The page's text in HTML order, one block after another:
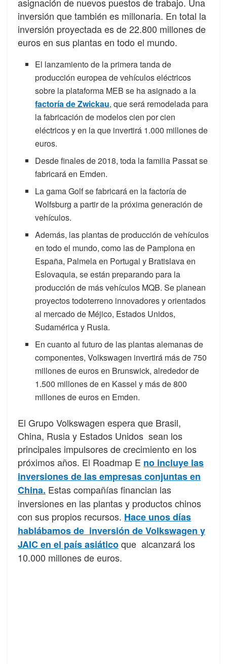
asignación de nuevos puestos de trabajo. Una
inversión que también es millonaria. En total la
inversión proyectada es de 22.800 millones de
euros en sus plantas en todo el mundo.
El lanzamiento de la primera tanda de
producción europea de vehículos eléctricos
sobre la plataforma MEB se ha asignado a la
factoría de Zwickau, que será remodelada para
la fabricación de modelos cien por cien
eléctricos y en la que invertirá 1.000 millones de
euros.
Desde finales de 2018, toda la familia Passat se
fabricará en Emden.
La gama Golf se fabricará en la factoría de
Wolfsburg a partir de la próxima generación de
vehículos.
Además, las plantas de producción de vehículos
en todo el mundo, como las de Pamplona en
España, Palmela en Portugal y Bratislava en
Eslovaquia, se están preparando para la
producción de más vehículos MQB. Se planean
proyectos todoterreno innovadores y orientados
al mercado de Méjico, Estados Unidos,
Sudamérica y Rusia.
En cuanto al futuro de las plantas alemanas de
componentes, Volkswagen invertirá más de 750
millones de euros en Brunswick, alrededor de
1.500 millones de en Kassel y más de 800
millones de euros en Emden.
El Grupo Volkswagen espera que Brasil,
China, Rusia y Estados Unidos sean los
principales impulsores de crecimiento en los
próximos años. El Roadmap E no incluye las
inversiones de las empresas conjuntas en
China. Estas compañías financian las
inversiones en las plantas y productos chinos
con sus propios recursos. Hace unos días
hablábamos de inversión de Volkswagen y
JAIC en el país asiáticoque alcanzará los
10.000 millones de euros.